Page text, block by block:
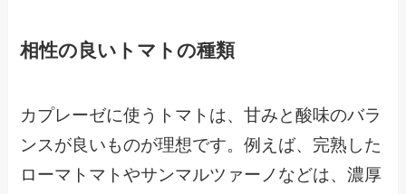
相性の良いトマトの種類
カプレーゼに使うトマトは、甘みと酸味のバラ
ンスが良いものが理想です。例えば、完熟した
ローマトマトやサンマルツァーノなどは、濃厚